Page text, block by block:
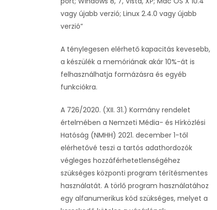
vagy újabb verzió; Linux 2.4.0 vagy újabb
verzió”
A ténylegesen elérhető kapacitás kevesebb,
a készülék a memóriának akár 10%-át is
felhasználhatja formázásra és egyéb
funkciókra.
A 726/2020. (XII. 31.) Kormány rendelet
értelmében a Nemzeti Média- és Hírközlési
Hatóság (NMHH) 2021. december 1-től
elérhetővé teszi a tartós adathordozók
végleges hozzáférhetetlenségéhez
szükséges központi program térítésmentes
használatát. A törlő program használatához
egy alfanumerikus kód szükséges, melyet a